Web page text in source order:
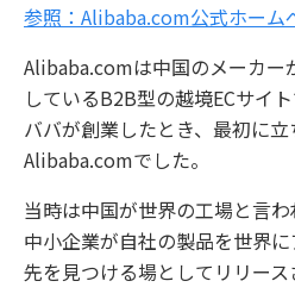
参照：Alibaba.com公式ホーム
Alibaba.comは中国のメーカー
しているB2B型の越境ECサイ
ババが創業したとき、最初に
Alibaba.comでした。
当時は中国が世界の工場と言
中小企業が自社の製品を世界
先を見つける場としてリリース